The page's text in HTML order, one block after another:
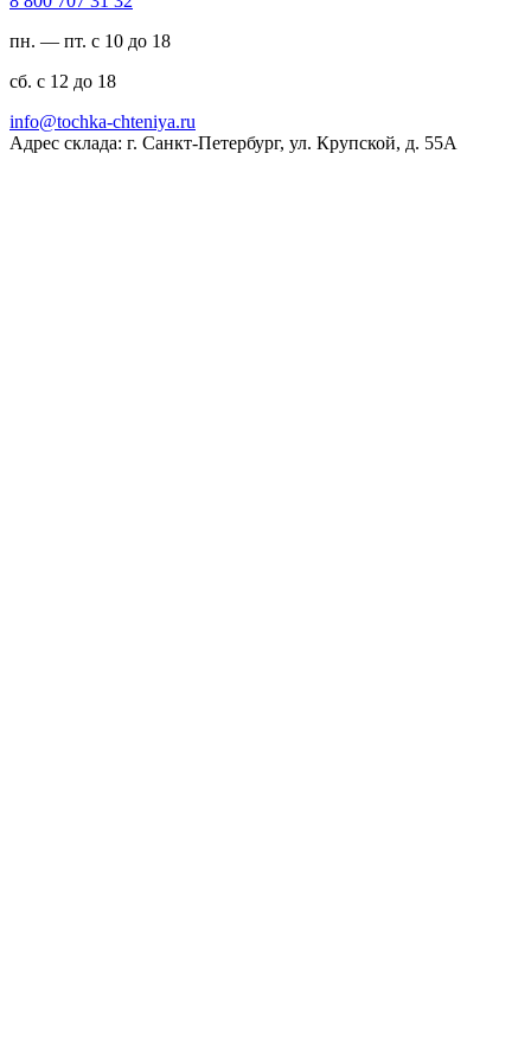
пн. — пт. с 10 до 18
сб. с 12 до 18
ur.ayinethc-akhcot@ofni
Адрес склада: г. Санкт-Петербург, ул. Крупской, д. 55А